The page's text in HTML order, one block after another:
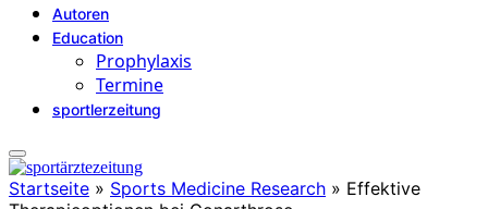
Autoren
Education
Prophylaxis
Termine
sportlerzeitung
Startseite » Sports Medicine Research » Effektive